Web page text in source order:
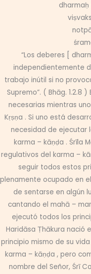
dharmaḥ
“Los deberes [
independientemente
trabajo inútil si no
Supremo”. ( Bhāg. 1.2.8
necesarias mientras
Kṛṣṇa . Si uno está
necesidad de ejecutar
karma – kāṇḍa . Śrīla
regulativos del karma –
seguir todos estos
plenamente ocupado en
de sentarse en algún
cantando el mahā –
ejecutó todos los
Haridāsa Ṭhākura nació
principio mismo de su
karma – kāṇḍa , pero
nombre del Señor, Śrī